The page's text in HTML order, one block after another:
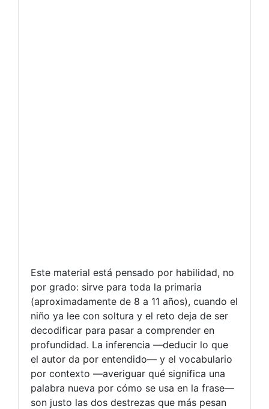
Este material está pensado por habilidad, no
por grado: sirve para toda la primaria
(aproximadamente de 8 a 11 años), cuando el
niño ya lee con soltura y el reto deja de ser
decodificar para pasar a comprender en
profundidad. La inferencia —deducir lo que
el autor da por entendido— y el vocabulario
por contexto —averiguar qué significa una
palabra nueva por cómo se usa en la frase—
son justo las dos destrezas que más pesan